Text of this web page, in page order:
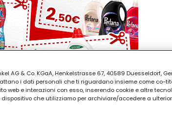
AG & Co. KGaA, Henkelstrasse 67, 40589 Duesseldorf,
i dati personali che ti riguardano insieme come co-
web e interazioni con esso, inserendo cookie e altre
dispositivo che utilizziamo per archiviare/accedere a